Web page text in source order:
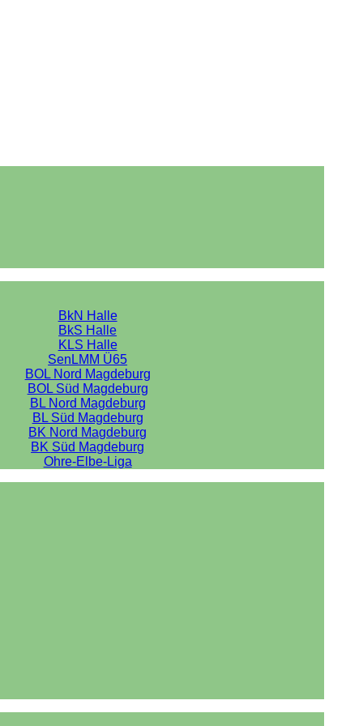
BkN Halle
BkS Halle
KLS Halle
SenLMM Ü65
BOL Nord Magdeburg
BOL Süd Magdeburg
BL Nord Magdeburg
BL Süd Magdeburg
BK Nord Magdeburg
BK Süd Magdeburg
Ohre-Elbe-Liga